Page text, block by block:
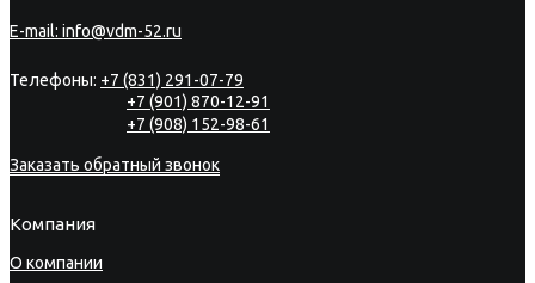
E-mail: info@vdm-52.ru
Телефоны: +7 (831) 291-07-79
+7 (901) 870-12-91
+7 (908) 152-98-61
Заказать обратный звонок
Компания
О компании